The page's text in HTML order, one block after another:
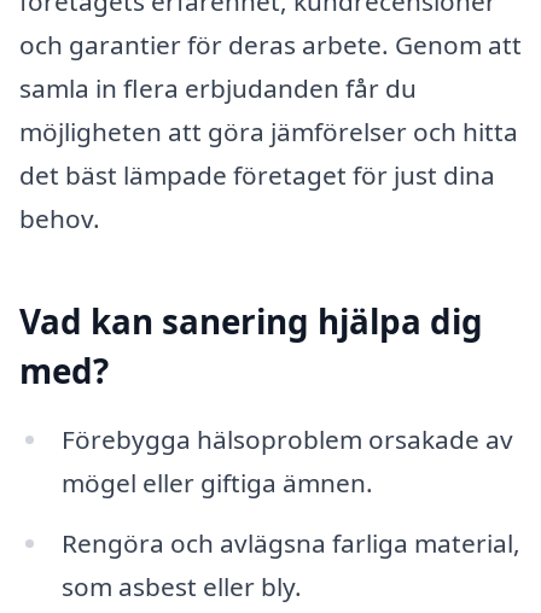
och garantier för deras arbete. Genom att
samla in flera erbjudanden får du
möjligheten att göra jämförelser och hitta
det bäst lämpade företaget för just dina
behov.
Vad kan sanering hjälpa dig
med?
Förebygga hälsoproblem orsakade av
mögel eller giftiga ämnen.
Rengöra och avlägsna farliga material,
som asbest eller bly.